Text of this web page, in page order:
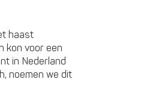
haast
kon voor een
in Nederland
noemen we dit